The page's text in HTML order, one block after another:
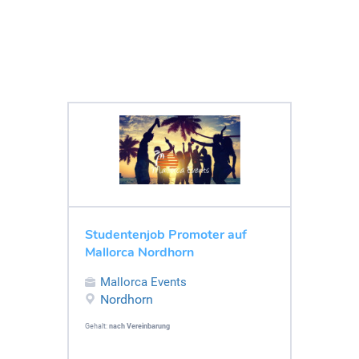
Studentenjob Promoter auf
Mallorca Nordhorn
Mallorca Events
Nordhorn
Gehalt: nach Vereinbarung